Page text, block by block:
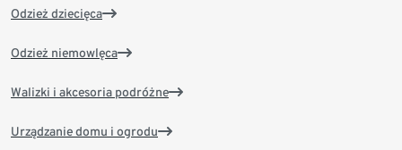
Odzież dziecięca
Odzież niemowlęca
Walizki i akcesoria podróżne
Urządzanie domu i ogrodu